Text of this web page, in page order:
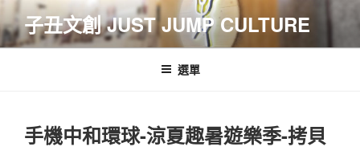
跳
至
主
子丑文創 JUST JUMP CULTURE
選單
手機中和環球-涼夏趣暑遊樂季-拷貝